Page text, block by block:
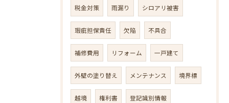
税金対策 雨漏り シロアリ被害
瑕疵担保責任 欠陥 不具合
補修費用 リフォーム 一戸建て
外壁の塗り替え メンテナンス 境界標
越境 権利書 登記識別情報